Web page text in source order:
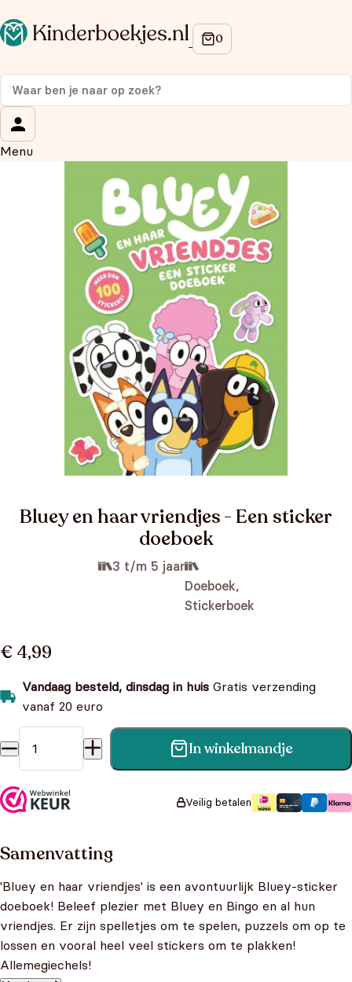
Menu
Bluey en haar vriendjes - Een sticker
doeboek
3 t/m 5 jaar
Doeboek,
Stickerboek
€ 4,99
Vandaag besteld, dinsdag in huis Gratis verzending
vanaf 20 euro
Bluey en haar vriendjes - Een sticker doeboek aantal
In winkelmandje
Veilig betalen
Samenvatting
'Bluey en haar vriendjes' is een avontuurlijk Bluey-sticker
doeboek! Beleef plezier met Bluey en Bingo en al hun
vriendjes. Er zijn spelletjes om te spelen, puzzels om op te
lossen en vooral heel veel stickers om te plakken!
Allemegiechels!
Op de hoogte blijven van onze acties?
Meld je aan voor onze nieuwsbrief en ontvang
korting
Wat is je voornaam?
Wat is je e-mailadres?*
Aanmelden
We gebruiken je gegevens om contact op te nemen, in
overeenstemming met onsprivacybeleid.